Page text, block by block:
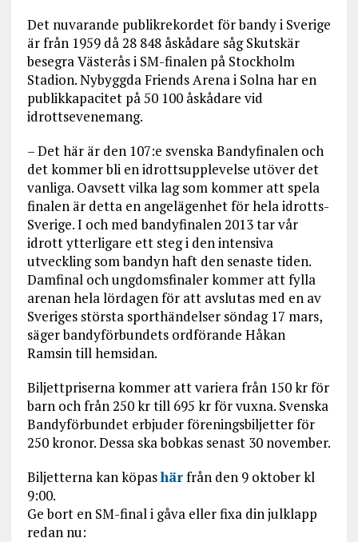
Det nuvarande publikrekordet för bandy i Sverige
är från 1959 då 28 848 åskådare såg Skutskär
besegra Västerås i SM-finalen på Stockholm
Stadion. Nybyggda Friends Arena i Solna har en
publikkapacitet på 50 100 åskådare vid
idrottsevenemang.
– Det här är den 107:e svenska Bandyfinalen och
det kommer bli en idrottsupplevelse utöver det
vanliga. Oavsett vilka lag som kommer att spela
finalen är detta en angelägenhet för hela idrotts-
Sverige. I och med bandyfinalen 2013 tar vår
idrott ytterligare ett steg i den intensiva
utveckling som bandyn haft den senaste tiden.
Damfinal och ungdomsfinaler kommer att fylla
arenan hela lördagen för att avslutas med en av
Sveriges största sporthändelser söndag 17 mars,
säger bandyförbundets ordförande Håkan
Ramsin till hemsidan.
Biljettpriserna kommer att variera från 150 kr för
barn och från 250 kr till 695 kr för vuxna. Svenska
Bandyförbundet erbjuder föreningsbiljetter för
250 kronor. Dessa ska bobkas senast 30 november.
Biljetterna kan köpashärfrån den 9 oktober kl
9:00.
Ge bort en SM-final i gåva eller fixa din julklapp
redan nu: